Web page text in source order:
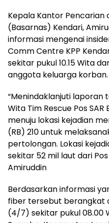
Kepala Kantor Pencarian
(Basarnas) Kendari,
informasi mengenai
Comm Centre KPP
sekitar pukul 10.15 Wita
anggota keluarga korban.
“Menindaklanjuti laporan
Wita Tim Rescue Pos
menuju lokasi kejadian
(RB) 210 untuk
pertolongan. Lokasi
sekitar 52 mil laut dari Pos
Amiruddin
Berdasarkan informasi
fiber tersebut berangkat
(4/7) sekitar pukul 08.00